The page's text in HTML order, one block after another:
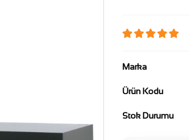
Marka
Ürün Kodu
Stok Durumu